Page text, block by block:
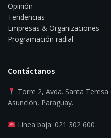
Opinión
Tendencias
Empresas & Organizaciones
Programación radial
Contáctanos
Torre 2, Avda. Santa
Asunción, Paraguay.
Línea baja: 021 302 600